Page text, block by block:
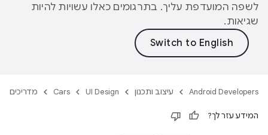
לשפה המועדפת עליך. בתרגומים כאלו עשויות להיות
שגיאות.
Android Developers עיצוב ותכנון UI Design
Cars מדריכים
המידע עזר לך?